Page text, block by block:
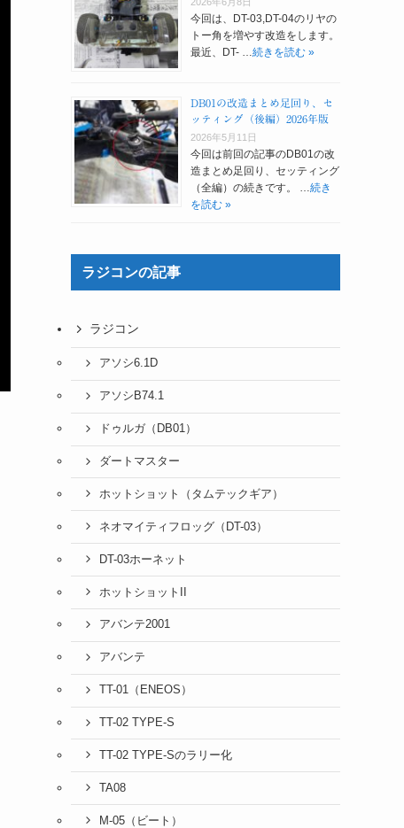
今回は、DT-03,DT-04のリヤの
トー角を増やす改造をします。
最近、DT- …続きを読む »
DB01の改造まとめ足回り、セ
ッティング（後編）2026年版
2026年5月11日
今回は前回の記事のDB01の改
造まとめ足回り、セッティング
（全編）の続きです。 …続き
を読む »
ラジコンの記事
ラジコン
アソシ6.1D
アソシB74.1
ドゥルガ（DB01）
ダートマスター
ホットショット（タムテックギア）
ネオマイティフロッグ（DT-03）
DT-03ホーネット
ホットショットII
アバンテ2001
アバンテ
TT-01（ENEOS）
TT-02 TYPE-S
TT-02 TYPE-Sのラリー化
TA08
M-05（ビート）